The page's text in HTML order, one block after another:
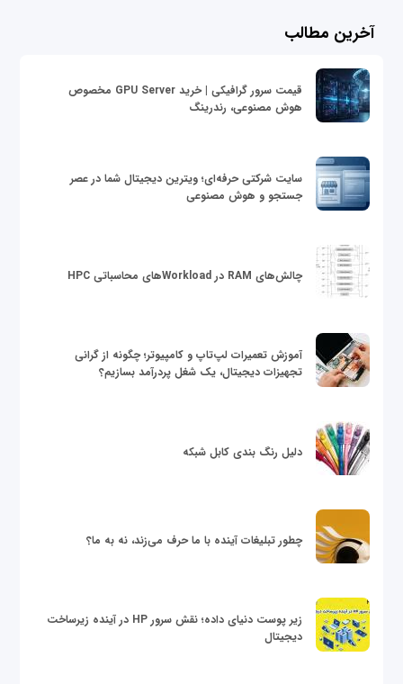
آخرین مطالب
قیمت سرور گرافیکی | خرید GPU Server مخصوص
هوش مصنوعی، رندرینگ
سایت شرکتی حرفه‌ای؛ ویترین دیجیتال شما در عصر
جستجو و هوش مصنوعی
چالش‌های RAM در Workloadهای محاسباتی HPC
آموزش تعمیرات لپ‌تاپ و کامپیوتر؛ چگونه از گرانی
تجهیزات دیجیتال، یک شغل پردرآمد بسازیم؟
دلیل رنگ بندی کابل شبکه
چطور تبلیغات آینده با ما حرف می‌زند، نه به ما؟
زیر پوست دنیای داده؛ نقش سرور HP در آینده زیرساخت
دیجیتال